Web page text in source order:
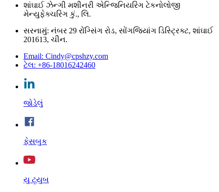
શાંઘાઈ ઝેન્ગી મશીનરી એન્જિનિયરિંગ ટેકનોલોજી
મેન્યુફેક્ચરિંગ કું., લિ.
સરનામું: નંબર 29 રોંગ્સિંગ રોડ, સોંગજિયાંગ ડિસ્ટ્રિક્ટ, શાંઘાઈ
201613, ચીન.
Email: Cindy@cpshzy.com
ટેલ: +86-18016242460
જોડેલું
ફેસબુક
યુ ટ્યુબ